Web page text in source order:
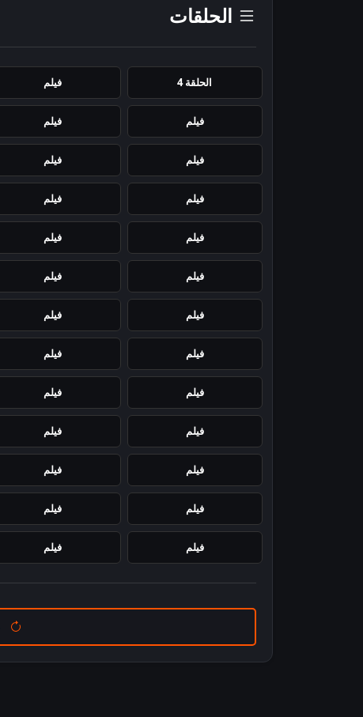
الحلقات
الحلقة 4 فيلم
فيلم فيلم
فيلم فيلم
فيلم فيلم
فيلم فيلم
فيلم فيلم
فيلم فيلم
فيلم فيلم
فيلم فيلم
فيلم فيلم
فيلم فيلم
فيلم فيلم
فيلم فيلم